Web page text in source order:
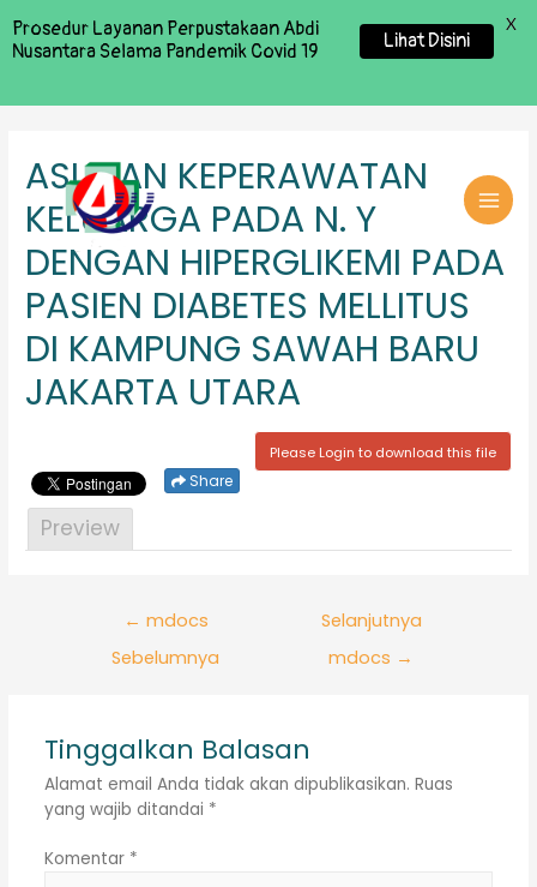
ASUHAN KEPERAWATAN
KELUARGA PADA N. Y
DENGAN HIPERGLIKEMI PADA
PASIEN DIABETES MELLITUS
DI KAMPUNG SAWAH BARU
JAKARTA UTARA
Please Login to download this file
Share
Preview
← mdocs
Sebelumnya
Selanjutnya
mdocs →
Tinggalkan Balasan
Alamat email Anda tidak akan dipublikasikan. Ruas
yang wajib ditandai *
Komentar *
Prosedur Layanan Perpustakaan Abdi
Nusantara Selama Pandemik Covid 19
Lihat Disini
X